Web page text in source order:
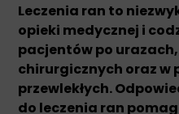
Leczenia ran to
opieki medycznej i
pacjentów po
chirurgicznych oraz w
przewlekłych.
do leczenia ran